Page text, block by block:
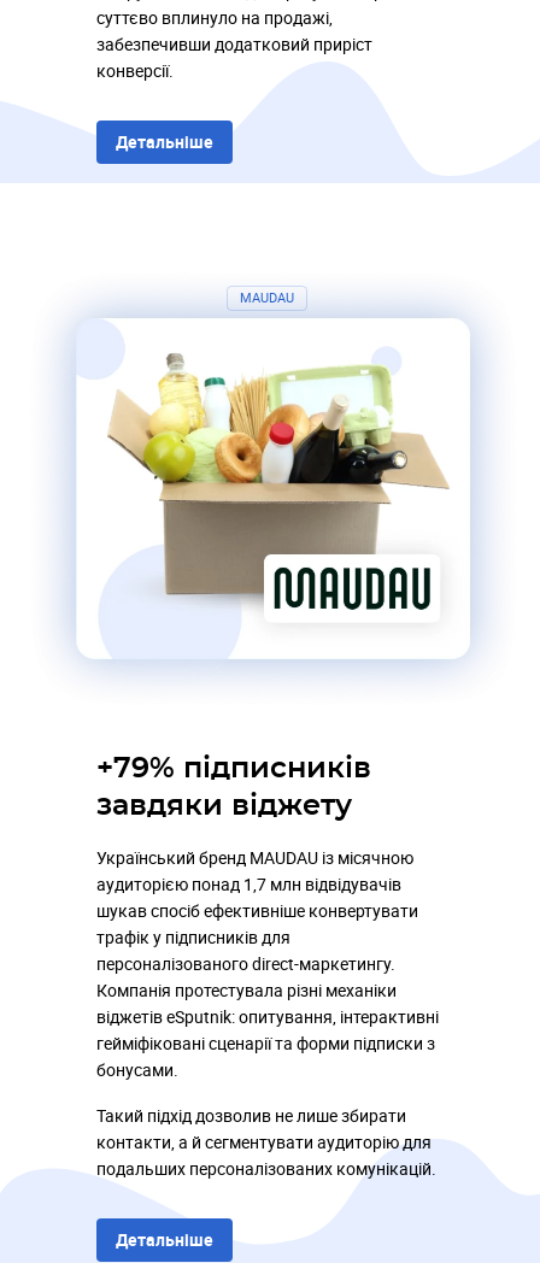
суттєво вплинуло на продажі,
забезпечивши додатковий приріст
конверсії.
Детальніше
+79% підписників
завдяки віджету
Український бренд MAUDAU із місячною
аудиторією понад 1,7 млн відвідувачів
шукав спосіб ефективніше конвертувати
трафік у підписників для
персоналізованого direct-маркетингу.
Компанія протестувала різні механіки
віджетів eSputnik: опитування, інтерактивні
гейміфіковані сценарії та форми підписки з
бонусами.
Такий підхід дозволив не лише збирати
контакти, а й сегментувати аудиторію для
подальших персоналізованих комунікацій.
Детальніше
MAUDAU